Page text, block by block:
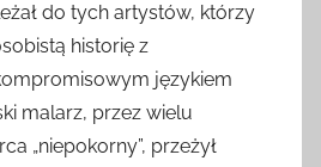
do tych artystów, którzy
historię z
językiem
malarz, przez wielu
„niepokorny”, przeżył